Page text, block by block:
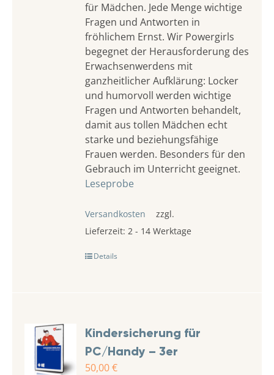
für Mädchen. Jede Menge wichtige
Fragen und Antworten in
fröhlichem Ernst. Wir Powergirls
begegnet der Herausforderung des
Erwachsenwerdens mit
ganzheitlicher Aufklärung: Locker
und humorvoll werden wichtige
Fragen und Antworten behandelt,
damit aus tollen Mädchen echt
starke und beziehungsfähige
Frauen werden. Besonders für den
Gebrauch im Unterricht geeignet.
Leseprobe
zzgl.
Versandkosten
Lieferzeit:2 - 14 Werktage
Details
Kindersicherung für
PC/Handy – 3er
50,00€